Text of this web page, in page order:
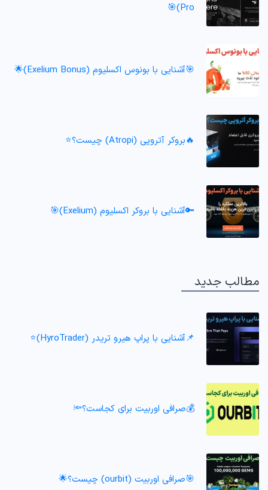
Pro)🎯
🎯آشنایی با بونوس اکسلیوم (Exelium Bonus)🌟
🔥بروکر آتروپی (Atropi) چیست؟⭐️
🔑آشنایی با بروکر اکسلیوم (Exelium)🎯
مطالب جدید
📌آشنایی با پراپ هیرو تریدر (HyroTrader)⭐️
💰صرافی اوربیت برای کجاست؟🔦
🎯صرافی اوربیت (ourbit) چیست؟🌟